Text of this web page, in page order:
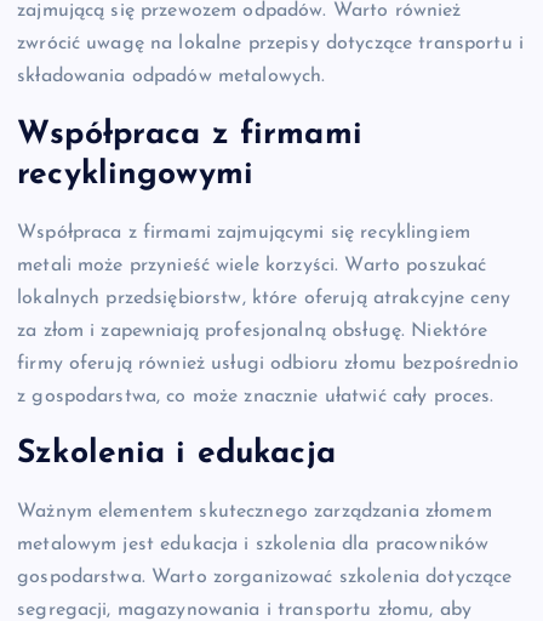
zajmującą się przewozem odpadów. Warto również
zwrócić uwagę na lokalne przepisy dotyczące transportu i
składowania odpadów metalowych.
Współpraca z firmami
recyklingowymi
Współpraca z firmami zajmującymi się recyklingiem
metali może przynieść wiele korzyści. Warto poszukać
lokalnych przedsiębiorstw, które oferują atrakcyjne ceny
za złom i zapewniają profesjonalną obsługę. Niektóre
firmy oferują również usługi odbioru złomu bezpośrednio
z gospodarstwa, co może znacznie ułatwić cały proces.
Szkolenia i edukacja
Ważnym elementem skutecznego zarządzania złomem
metalowym jest edukacja i szkolenia dla pracowników
gospodarstwa. Warto zorganizować szkolenia dotyczące
segregacji, magazynowania i transportu złomu, aby